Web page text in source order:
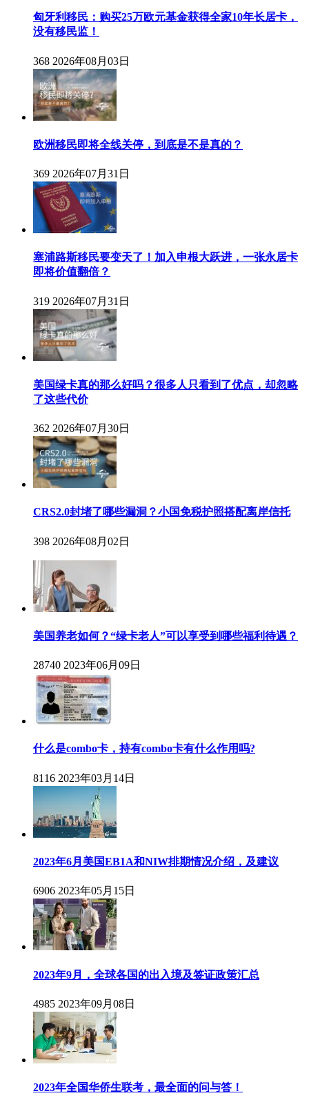
匈牙利移民：购买25万欧元基金获得全家10年长居卡，
没有移民监！
368 2026年08月03日
欧洲移民即将全线关停，到底是不是真的？
369 2026年07月31日
塞浦路斯移民要变天了！加入申根大跃进，一张永居卡
即将价值翻倍？
319 2026年07月31日
美国绿卡真的那么好吗？很多人只看到了优点，却忽略
了这些代价
362 2026年07月30日
CRS2.0封堵了哪些漏洞？小国免税护照搭配离岸信托
398 2026年08月02日
美国养老如何？“绿卡老人”可以享受到哪些福利待遇？
28740 2023年06月09日
什么是combo卡，持有combo卡有什么作用吗?
8116 2023年03月14日
2023年6月美国EB1A和NIW排期情况介绍，及建议
6906 2023年05月15日
2023年9月，全球各国的出入境及签证政策汇总
4985 2023年09月08日
2023年全国华侨生联考，最全面的问与答！